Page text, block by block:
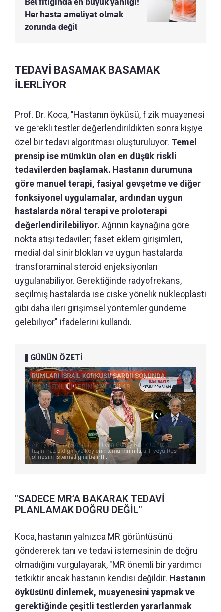
Her hasta ameliyat olmak
zorunda değil
TEDAVİ BASAMAK BASAMAK
İLERLİYOR
Prof. Dr. Koca, "Hastanın öyküsü, fizik muayenesi
ve gerekli testler değerlendirildikten sonra kişiye
özel bir tedavi algoritması oluşturuluyor. Temel
prensip ise mümkün olan en düşük riskli
tedavilerden başlamak. Hastanın durumuna
göre manuel terapi, fasiyal gevşetme ve diğer
fonksiyonel uygulamalar, ardından uygun
hastalarda nöral terapi ve proloterapi
değerlendirilebiliyor. Ağrının kaynağına göre
nokta atışı tedaviler; faset eklem girişimleri,
medial dal sinir blokları ve uygun hastalarda
transforaminal steroid enjeksiyonları
uygulanabiliyor. Gerektiğinde radyofrekans,
seçilmiş hastalarda ise diske yönelik nükleoplasti
gibi daha ileri girişimsel yöntemler gündeme
gelebiliyor" ifadelerini kullandı.
GÜNÜN ÖZETİ
"SADECE MR’A BAKARAK TEDAVİ
PLANLAMAK DOĞRU DEĞİL"
Koca, hastanın yalnızca MR görüntüsünü
göndererek tanı ve tedavi istemesinin de doğru
olmadığını vurgulayarak, "MR önemli bir yardımcı
tetkiktir ancak hastanın kendisi değildir. Hastanın
öyküsünü dinlemek, muayenesini yapmak ve
gerektiğinde çeşitli testlerden yararlanmak